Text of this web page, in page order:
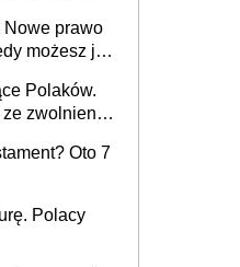
Nowe prawo
możesz je
Polaków.
ze zwolnienia
Oto 7
Polacy